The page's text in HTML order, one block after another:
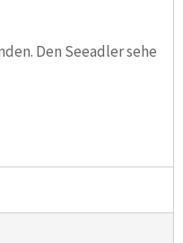
Den Seeadler sehe